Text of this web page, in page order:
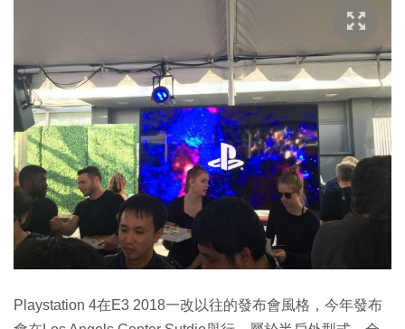
Playstation 4在E3 2018一改以往的發布會風格，今年發布